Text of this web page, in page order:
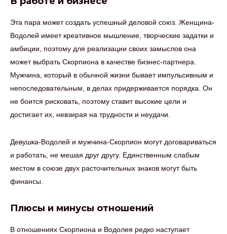
Эта пара может создать успешный деловой союз. Женщина-
Водолей имеет креативное мышление, творческие задатки и
амбиции, поэтому для реализации своих замыслов она
может выбрать Скорпиона в качестве бизнес-партнера.
Мужчина, который в обычной жизни бывает импульсивным и
непоследовательным, в делах придерживается порядка. Он
не боится рисковать, поэтому ставит высокие цели и
достигает их, невзирая на трудности и неудачи.
Девушка-Водолей и мужчина-Скорпион могут договариваться
и работать, не мешая друг другу. Единственным слабым
местом в союзе двух расточительных знаков могут быть
финансы.
Плюсы и минусы отношений
В отношениях Скорпиона и Водолея редко наступает